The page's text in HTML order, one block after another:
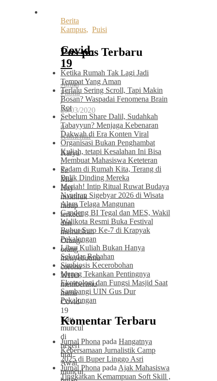
Berita
Kampus, Puisi
Covid-
19
Jurnal
Phona
/
29/03/2020
/
0
Komentar
Karya
:
Sr.
Mia
Hay
makhluk
hidup
terkecil
dan
mematikan
Orang-
orang
menyebutmu
corona
WHO
memberimu
nama
Covid-
19
Kau
muncul
di
negeri
tirai
Awal
muncul
Pos-pos Terbaru
Ketika Rumah Tak Lagi Jadi
Tempat Yang Aman
Terlalu Sering Scroll, Tapi Makin
Bosan? Waspadai Fenomena Brain
Rot
Sebelum Share Dalil, Sudahkah
Tabayyun? Menjaga Kebenaran
Dakwah di Era Konten Viral
Organisasi Bukan Penghambat
Kuliah, tetapi Kesalahan Ini Bisa
Membuat Mahasiswa Keteteran
Padam di Rumah Kita, Terang di
Balik Dinding Mereka
Meriah! Intip Ritual Ruwat Budaya
Nyadran Sigebyar 2026 di Wisata
Alam Telaga Mangunan
Gandeng BI Tegal dan MES, Wakil
Walikota Resmi Buka Festival
Bubur Suro Ke-7 di Krapyak
Pekalongan
Libur Kuliah Bukan Hanya
Sekadar Rebahan
Simbiosis Kecerobohan
Menag Tekankan Pentingnya
Ekoteologi dan Fungsi Masjid Saat
Sambangi UIN Gus Dur
Pekalongan
Komentar Terbaru
Jurnal Phona pada Hangatnya
Kebersamaan Jurnalistik Camp
2025 di Buper Linggo Asri
Jurnal Phona pada Ajak Mahasiswa
Tingkatkan Kemampuan Soft Skill ,